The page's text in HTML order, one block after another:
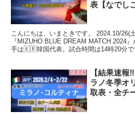
表【なでし
こんにちは、いまときです。 2024.10/26(
『MIZUHO BLUE DREAM MATCH 2024
手は🇰🇷韓国代表。試合時間は14時20分で
【結果速報
ラノ冬季オ
取表・全チ